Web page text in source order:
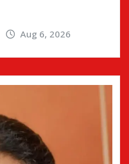
Aug 6, 2026